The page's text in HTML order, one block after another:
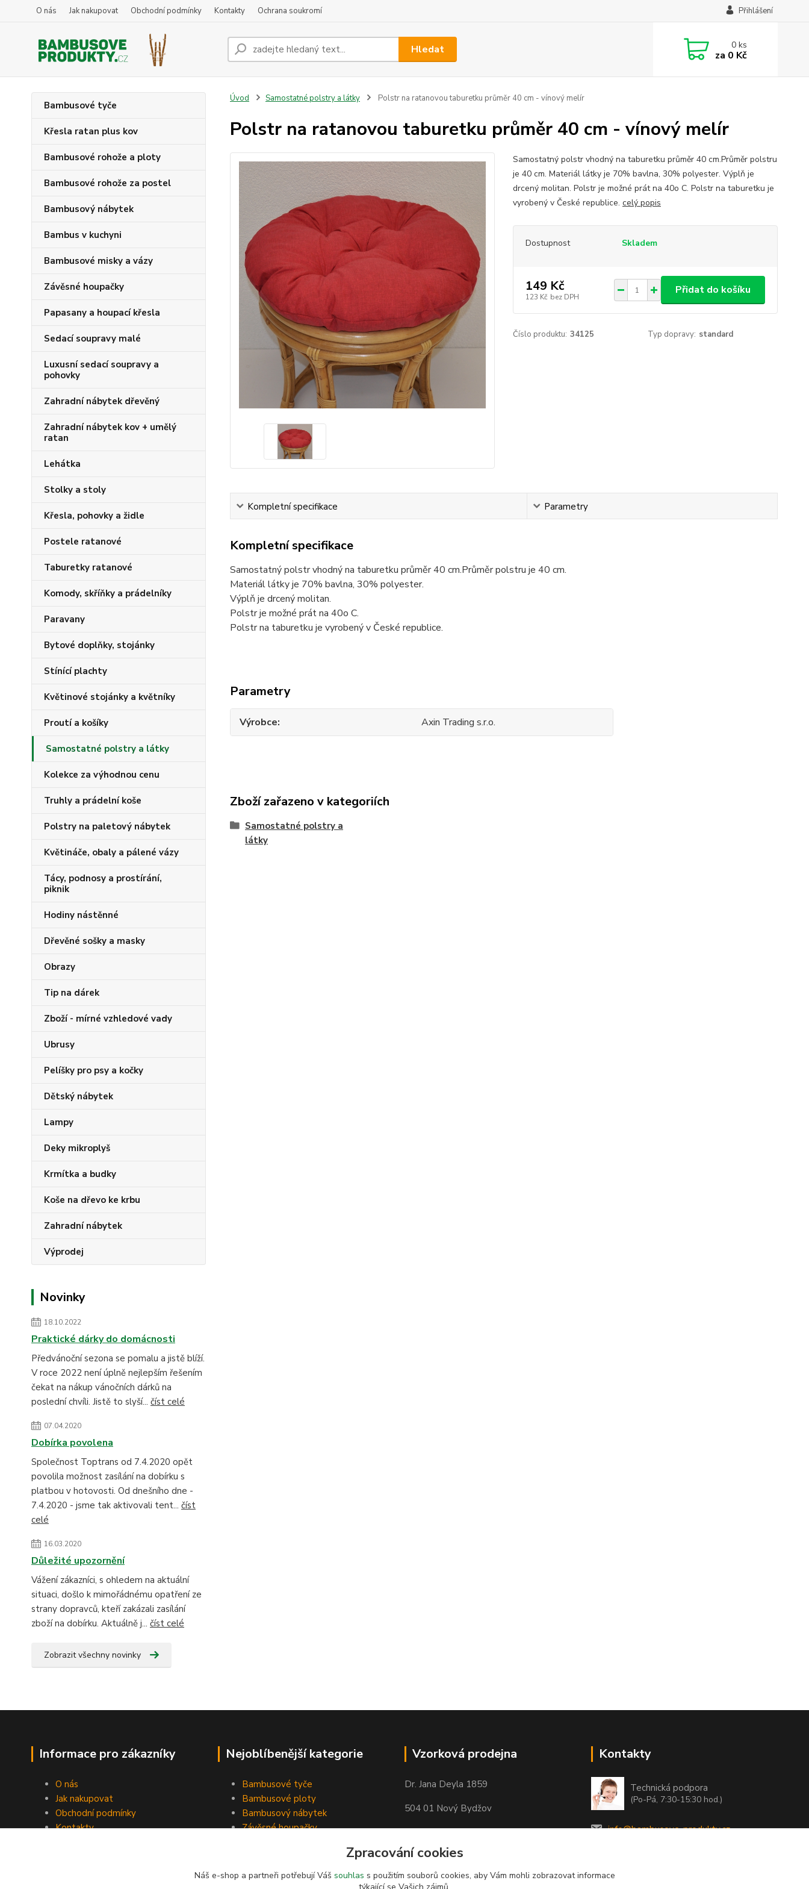
O nás Jak nakupovat Obchodní podmínky Kontakty Ochrana soukromí Přihlášení
Hledat 0ks
za 0 Kč
Bambusové tyče
Křesla ratan plus kov
Bambusové rohože a ploty
Bambusové rohože za postel
Bambusový nábytek
Bambus v kuchyni
Bambusové misky a vázy
Závěsné houpačky
Papasany a houpací křesla
Sedací soupravy malé
Luxusní sedací soupravy a
pohovky
Zahradní nábytek dřevěný
Zahradní nábytek kov + umělý
ratan
Lehátka
Stolky a stoly
Křesla, pohovky a židle
Postele ratanové
Taburetky ratanové
Komody, skříňky a prádelníky
Paravany
Bytové doplňky, stojánky
Stínící plachty
Květinové stojánky a květníky
Proutí a košíky
Samostatné polstry a látky
Kolekce za výhodnou cenu
Truhly a prádelní koše
Polstry na paletový nábytek
Květináče, obaly a pálené vázy
Tácy, podnosy a prostírání,
piknik
Hodiny nástěnné
Dřevěné sošky a masky
Obrazy
Tip na dárek
Zboží - mírné vzhledové vady
Ubrusy
Pelíšky pro psy a kočky
Dětský nábytek
Lampy
Deky mikroplyš
Krmítka a budky
Koše na dřevo ke krbu
Zahradní nábytek
Výprodej
Novinky
18.10.2022
Praktické dárky do domácnosti
Předvánoční sezona se pomalu a jistě blíží.
V roce 2022 není úplně nejlepším řešením
čekat na nákup vánočních dárků na
poslední chvíli. Jistě to slyší... číst celé
07.04.2020
Dobírka povolena
Společnost Toptrans od 7.4.2020 opět
povolila možnost zasílání na dobírku s
platbou v hotovosti. Od dnešního dne -
7.4.2020 - jsme tak aktivovali tent... číst
celé
16.03.2020
Důležité upozornění
Vážení zákazníci, s ohledem na aktuální
situaci, došlo k mimořádnému opatření ze
strany dopravců, kteří zakázali zasílání
zboží na dobírku. Aktuálně j... číst celé
Zobrazit všechny novinky
Úvod Samostatné polstry a látky Polstr na ratanovou taburetku průměr 40 cm - vínový melír
Polstr na ratanovou taburetku průměr 40 cm - vínový melír
Samostatný polstr vhodný na taburetku průměr 40 cm.Průměr polstru
je 40 cm. Materiál látky je 70% bavlna, 30% polyester. Výplň je
drcený molitan. Polstr je možné prát na 40o C. Polstr na taburetku je
vyrobený v České republice. celý popis
Dostupnost Skladem
149 Kč
123 Kč bez DPH
Přidat do košíku
Číslo produktu: 34125 Typ dopravy: standard
Kompletní specifikace Parametry
Kompletní specifikace
Samostatný polstr vhodný na taburetku průměr 40 cm.Průměr polstru je 40 cm.
Materiál látky je 70% bavlna, 30% polyester.
Výplň je drcený molitan.
Polstr je možné prát na 40o C.
Polstr na taburetku je vyrobený v České republice.
Parametry
Výrobce Axin Trading s.r.o.
Zboží zařazeno v kategoriích
Samostatné polstry a
látky
Informace pro zákazníky
O nás
Jak nakupovat
Obchodní podmínky
Kontakty
Nejoblíbenější kategorie
Bambusové tyče
Bambusové ploty
Bambusový nábytek
Závěsné houpačky
Vzorková prodejna
Dr. Jana Deyla 1859
504 01 Nový Bydžov
Otevírací doba:
Po - Pá 8:00 - 17:00
So - 8:00 - 17:00
Kontakty
Technická podpora
(Po-Pá, 7:30-15:30 hod.)
info@bambusove-produkty.cz
Zpracování cookies
Náš e-shop a partneři potřebují Váš souhlas s použitím souborů cookies, aby Vám mohli zobrazovat informace